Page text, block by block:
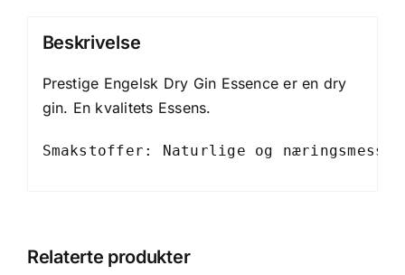
Beskrivelse
Prestige Engelsk Dry Gin Essence er en dry
gin. En kvalitets Essens.
Smakstoffer: Naturlige og
Relaterte produkter